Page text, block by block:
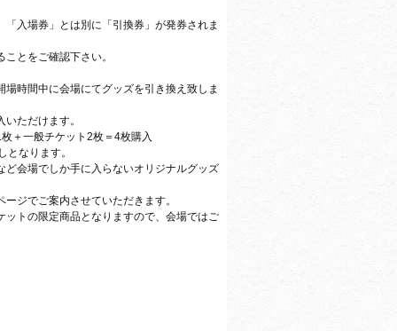
入場券」とは別に「引換券」が発券されま
とをご確認下さい。
時間中に会場にてグッズを引き換え致しま
ただけます。
＋一般チケット2枚＝4枚購入
なります。
会場でしか手に入らないオリジナルグッズ
ジでご案内させていただきます。
トの限定商品となりますので、会場ではご